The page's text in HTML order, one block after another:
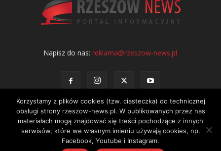
Napisz do nas:reklama@rzeszow-news.pl
Kontakt Polityka prywatności Regulamin portalu
© NEWS Sp. z o.o. - wydawca portalu Rzeszów News. Wszystkie prawa
Korzystamy z plików cookies (tzw. ciasteczka) do technicznej
obsługi strony rzeszow-news.pl. W publikowanych przez nas
materiałach mogą znajdować się treści pochodzące z innych
serwisów, które we własnym imieniu używają cookies, np.
Facebook, Youtube i Instagram.